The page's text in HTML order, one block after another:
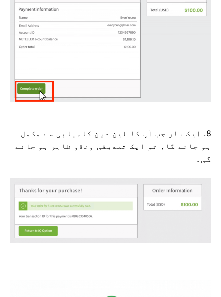
8. ایک بار جب آپ کا لین دین کامیابی سے مکمل
ہو جائے گا، تو ایک تصدیقی ونڈو ظاہر ہو جائے
گی۔